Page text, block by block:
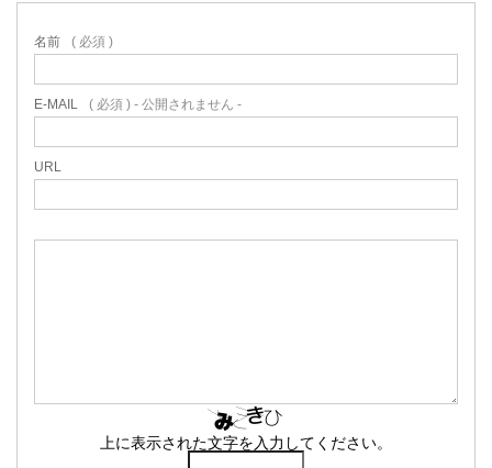
名前 ( 必須 )
E-MAIL ( 必須 ) - 公開されません -
URL
上に表示された文字を入力してください。